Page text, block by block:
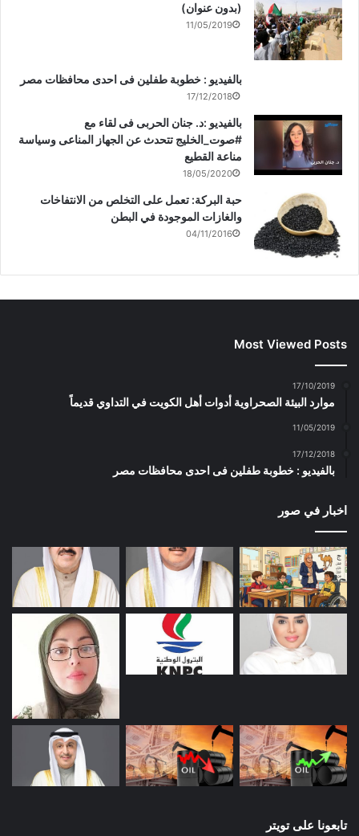
(بدون عنوان)
11/05/2019
بالفيديو : خطوبة طفلين فى احدى محافظات مصر
17/12/2018
بالفيديو :د. جنان الحربى فى لقاء مع
#صوت_الخليج تتحدث عن الجهاز المناعى وسياسة
مناعة القطيع
18/05/2020
حبة البركة: تعمل على التخلص من الانتفاخات
والغازات الموجودة في البطن
04/11/2016
Most Viewed Posts
17/10/2019
موارد البيئة الصحراوية أدوات أهل الكويت في التداوي قديماً
11/05/2019
17/12/2018
بالفيديو : خطوبة طفلين فى احدى محافظات مصر
اخبار في صور
تابعونا على تويتر